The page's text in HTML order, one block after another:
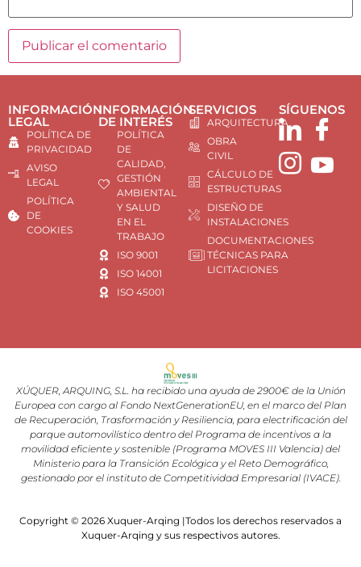
INFORMACIÓN
LEGAL
POLÍTICA DE
PRIVACIDAD
AVISO
LEGAL
POLÍTICA
DE
COOKIES
INFORMACIÓN
DE INTERÉS
POLÍTICA
DE
CALIDAD,
GESTIÓN
AMBIENTAL
Y SALUD
EN EL
TRABAJO
ISO 9001
ISO 14001
ISO 45001
SERVICIOS
ARQUITECTURA
OBRA
CIVIL
CÁLCULO DE
ESTRUCTURAS
DISEÑO DE
INSTALACIONES
DOCUMENTACIONES
TÉCNICAS PARA
LICITACIONES
SÍGUENOS
XÚQUER, ARQUING, S.L. ha recibido una ayuda de 2900€ de la Unión
Europea con cargo al Fondo NextGenerationEU, en el marco del Plan
de Recuperación, Trasformación y Resiliencia, para electrificación del
parque automovilístico dentro del Programa de incentivos a la
movilidad eficiente y sostenible (Programa MOVES III Valencia) del
Ministerio para la Transición Ecológica y el Reto Demográfico,
gestionado por el instituto de Competitividad Empresarial (IVACE).
Copyright © 2026 Xuquer-Arqing |Todos los derechos reservados a
Xuquer-Arqing y sus respectivos autores.